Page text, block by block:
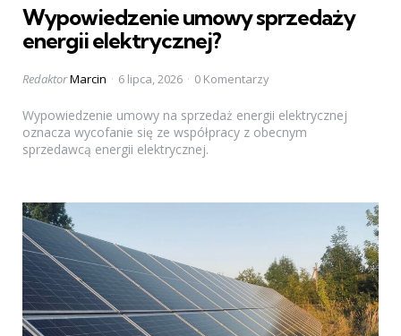
Wypowiedzenie umowy sprzedaży
energii elektrycznej?
Posted
RedaktorMarcin 6 lipca, 2026 0 Komentarzy
Wypowiedzenie umowy na sprzedaż energii elektrycznej
oznacza wycofanie się ze współpracy z obecnym
sprzedawcą energii elektrycznej.